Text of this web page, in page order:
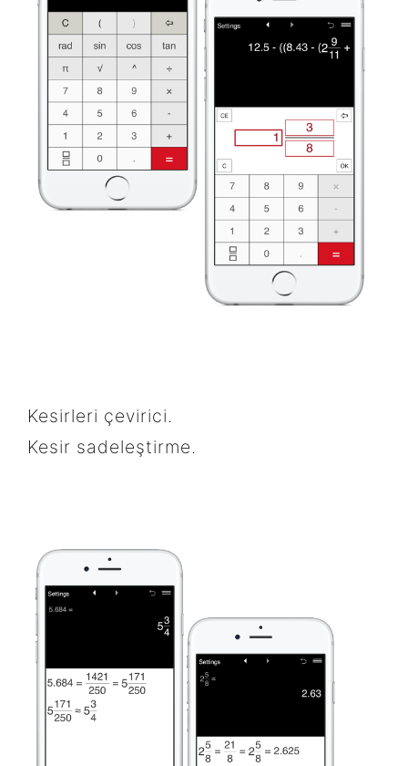
Kesirleri çevirici.
Kesir sadeleştirme.